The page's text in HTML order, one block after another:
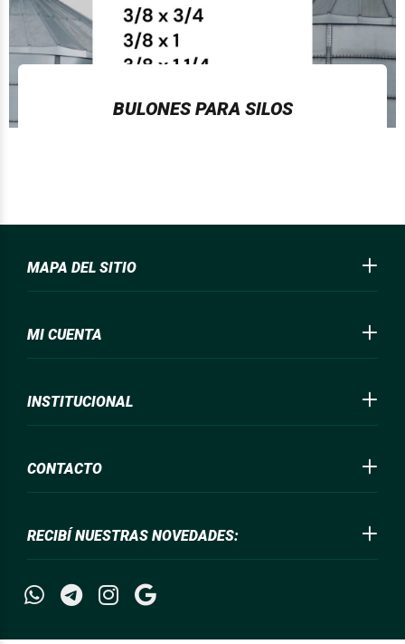
BULONES PARA SILOS
RECIBÍ NUESTRAS NOVEDADES:
MAPA DEL SITIO
MI CUENTA
INSTITUCIONAL
CONTACTO